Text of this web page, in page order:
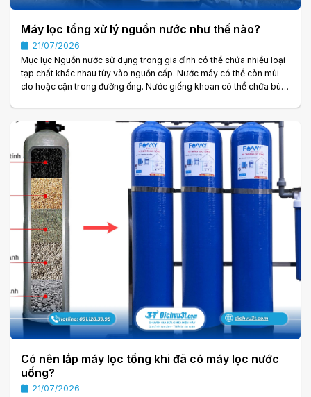
Máy lọc tổng xử lý nguồn nước như thế nào?
21/07/2026
Mục lục Nguồn nước sử dụng trong gia đình có thể chứa nhiều loại
tạp chất khác nhau tùy vào nguồn cấp. Nước máy có thể còn mùi
clo hoặc cặn trong đường ống. Nước giếng khoan có thể chứa bùn
nguồn nước như thế nào trước khi quyết định lắp đặt. Khác với máy
lọc nước uống chỉ xử lý nước tại một điểm sử dụng, máy lọc tổng
thường được. . .
Có nên lắp máy lọc tổng khi đã có máy lọc nước
uống?
21/07/2026